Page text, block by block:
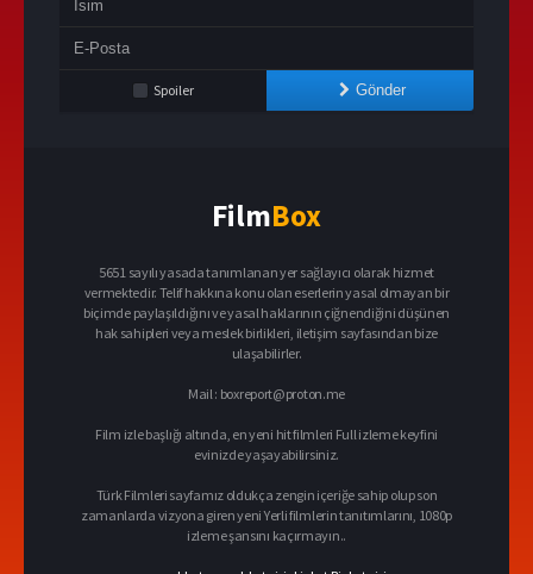
Spoiler Gönder
FilmBox
5651 sayılı yasada tanımlanan yer sağlayıcı olarak hizmet
vermektedir. Telif hakkına konu olan eserlerin yasal olmayan bir
biçimde paylaşıldığını ve yasal haklarının çiğnendiğini düşünen
hak sahipleri veya meslek birlikleri, iletişim sayfasından bize
ulaşabilirler.
Mail : boxreport@proton.me
Film izle başlığı altında, en yeni hit filmleri Full izleme keyfini
evinizde yaşayabilirsiniz.
Türk Filmleri sayfamız oldukça zengin içeriğe sahip olup son
zamanlarda vizyona giren yeni Yerli filmlerin tanıtımlarını, 1080p
izleme şansını kaçırmayın..